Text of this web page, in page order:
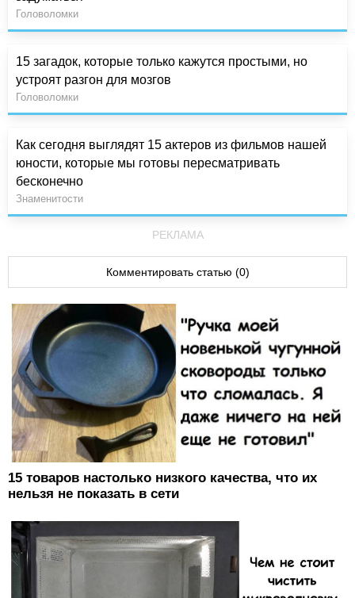
Головоломки
15 загадок, которые только кажутся простыми, но
устроят разгон для мозгов
Головоломки
Как сегодня выглядят 15 актеров из фильмов нашей
юности, которые мы готовы пересматривать
бесконечно
Знаменитости
РЕКЛАМА
Комментировать статью (0)
15 товаров настолько низкого качества, что их
нельзя не показать в сети